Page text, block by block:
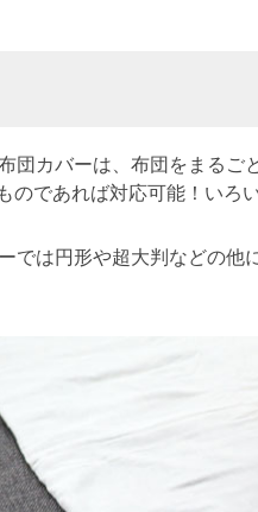
団カバーは、布団をまるご
のであれば対応可能！いろ
では円形や超大判などの他